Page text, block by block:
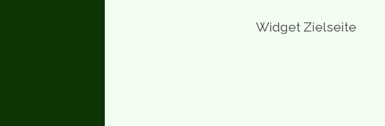
Widget Zielseite